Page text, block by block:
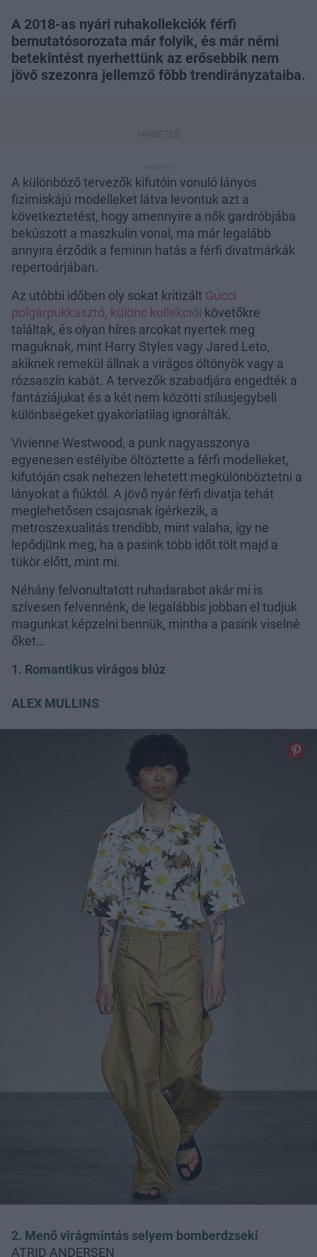
A 2018-as nyári ruhakollekciók férfi
bemutatósorozata már folyik, és már némi
betekintést nyerhettünk az erősebbik nem
jövő szezonra jellemző főbb trendirányzataiba.
A különböző tervezők kifutóin vonuló lányos
fizimiskájú modelleket látva levontuk azt a
következtetést, hogy amennyire a nők gardróbjába
bekúszott a maszkulin vonal, ma már legalább
annyira érződik a feminin hatás a férfi divatmárkák
repertoárjában.
Az utóbbi időben oly sokat kritizált Gucci
polgárpukkasztó, különc kollekciói követőkre
találtak, és olyan híres arcokat nyertek meg
maguknak, mint Harry Styles vagy Jared Leto,
akiknek remekül állnak a virágos öltönyök vagy a
rózsaszín kabát. A tervezők szabadjára engedték a
fantáziájukat és a két nem közötti stílusjegybeli
különbségeket gyakorlatilag ignorálták.
Vivienne Westwood, a punk nagyasszonya
egyenesen estélyibe öltöztette a férfi modelleket,
kifutóján csak nehezen lehetett megkülönböztetni a
lányokat a fiúktól. A jövő nyár férfi divatja tehát
meglehetősen csajosnak ígérkezik, a
metroszexualitás trendibb, mint valaha, így ne
lepődjünk meg, ha a pasink több időt tölt majd a
tükör előtt, mint mi.
Néhány felvonultatott ruhadarabot akár mi is
szívesen felvennénk, de legalábbis jobban el tudjuk
magunkat képzelni bennük, mintha a pasink viselné
őket…
1. Romantikus virágos blúz
ALEX MULLINS
2. Menő virágmintás selyem bomberdzseki
ATRID ANDERSEN